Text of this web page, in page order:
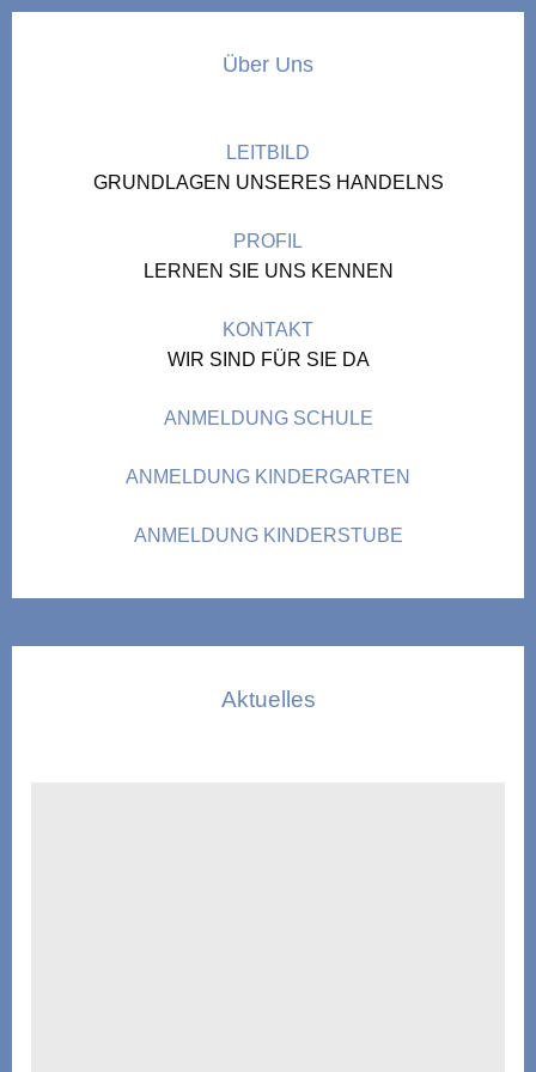
Über Uns
LEITBILD
GRUNDLAGEN UNSERES HANDELNS
PROFIL
LERNEN SIE UNS KENNEN
KONTAKT
WIR SIND FÜR SIE DA
ANMELDUNG SCHULE
ANMELDUNG KINDERGARTEN
ANMELDUNG KINDERSTUBE
Aktuelles